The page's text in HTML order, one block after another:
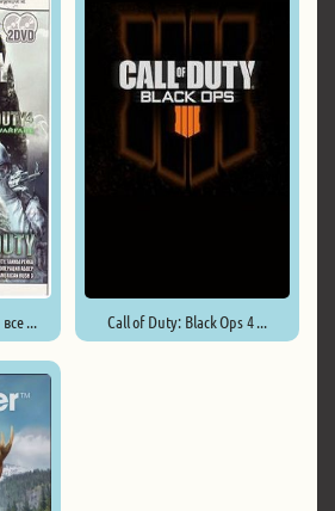
... Call of Duty: Black Ops 4 ...